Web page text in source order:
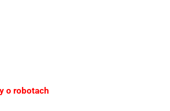
o robotach